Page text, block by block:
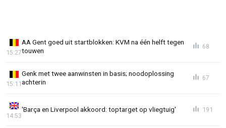
AA Gent goed uit startblokken: KVM na één helft tegen
touwen
15:27
68
Genk met twee aanwinsten in basis; noodoplossing
achterin
15:11
67
'Barça en Liverpool akkoord: toptarget op vliegtuig'
14:53
191